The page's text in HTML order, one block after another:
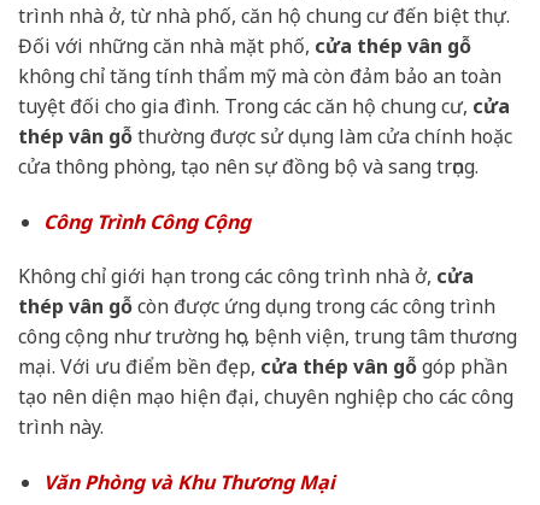
trình nhà ở, từ nhà phố, căn hộ chung cư đến biệt thự.
Đối với những căn nhà mặt phố, cửa thép vân gỗ
không chỉ tăng tính thẩm mỹ mà còn đảm bảo an toàn
tuyệt đối cho gia đình. Trong các căn hộ chung cư, cửa
thép vân gỗthường được sử dụng làm cửa chính hoặc
cửa thông phòng, tạo nên sự đồng bộ và sang trọng.
Công Trình Công Cộng
Không chỉ giới hạn trong các công trình nhà ở, cửa
thép vân gỗcòn được ứng dụng trong các công trình
công cộng như trường học, bệnh viện, trung tâm thương
mại. Với ưu điểm bền đẹp, cửa thép vân gỗgóp phần
tạo nên diện mạo hiện đại, chuyên nghiệp cho các công
trình này.
Văn Phòng và Khu Thương Mại